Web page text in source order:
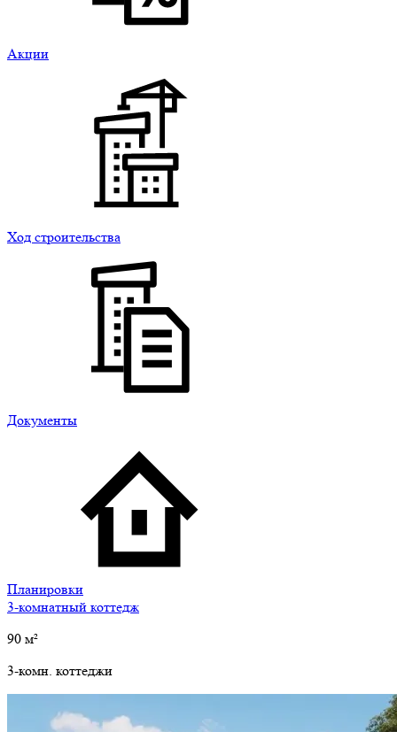
Акции
Ход строительства
Документы
Планировки
3-комнатный коттедж
90 м²
3-комн. коттеджи